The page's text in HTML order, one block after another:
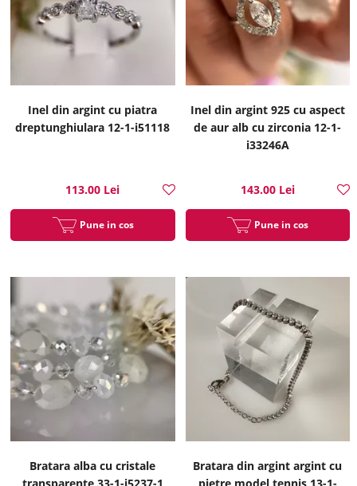
Inel din argint cu piatra
dreptunghiulara 12-1-i51118
113.00 Lei
Pune in cos
Inel din argint 925 cu aspect
de aur alb cu zirconia 12-1-
i33246A
143.00 Lei
Pune in cos
Bratara alba cu cristale
Bratara din argint argint cu